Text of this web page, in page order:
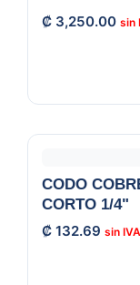
₡ 3,250.00
CODO
CORTO 1/4"
₡ 132.69